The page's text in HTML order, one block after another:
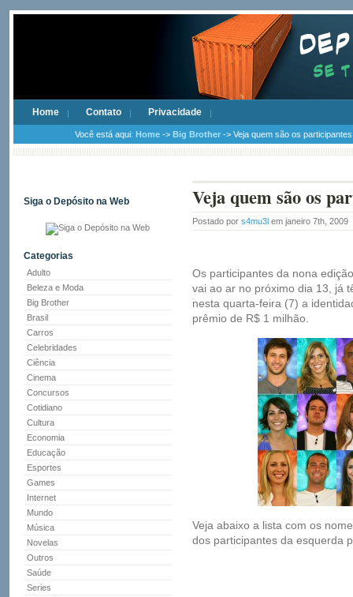
Home Contato Privacidade
Você está aqui: Home -> Big Brother -> Veja quem são os
Siga o Depósito na Web
Categorias
Adulto
Beleza e Moda
Big Brother
Brasil
Carros
Celebridades
Ciência
Cinema
Concursos
Cotidiano
Cultura
Economia
Educação
Esportes
Games
Internet
Mundo
Música
Novelas
Outros
Saúde
Series
Veja quem são os
Postado por s4mu3l em janeiro 7th, 2009
Os participantes da nona
vai ao ar no próximo dia 13, já
nesta quarta-feira (7) a
prêmio de R$ 1 milhão.
Veja abaixo a lista com os
dos participantes da esquerda